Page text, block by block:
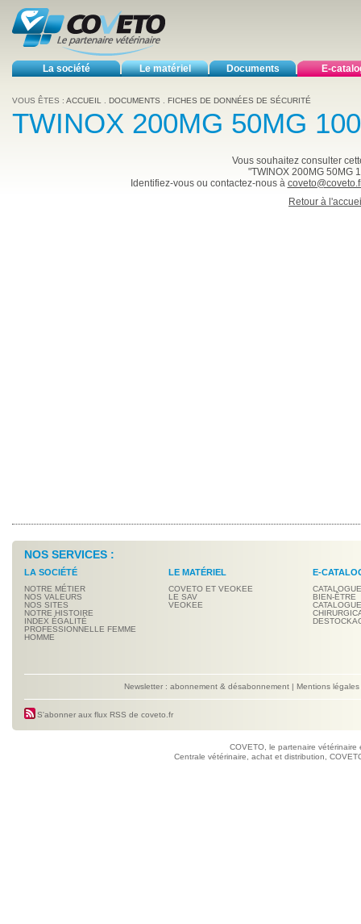
La société Le matériel Documents E-
VOUS ÊTES : ACCUEIL DOCUMENTS FICHES DE DONNÉES DE SÉCURITÉ
TWINOX 200MG 50MG
Vous souhaitez consulter
"TWINOX 200MG 50MG
Identifiez-vous ou contactez-nous à
Retour à
NOS SERVICES :
LA SOCIÉTÉ
NOTRE MÉTIER
NOS VALEURS
NOS SITES
NOTRE HISTOIRE
INDEX ÉGALITÉ
PROFESSIONNELLE FEMME
HOMME
LE MATÉRIEL
COVETO ET VEOKEE
LE SAV
VEOKEE
E-
BIEN-ÊTRE
Newsletter : abonnement & désabonnement | Mentions légales
S'abonner aux flux RSS de coveto.fr
COVETO, le partenaire
Centrale vétérinaire, achat et distribution,